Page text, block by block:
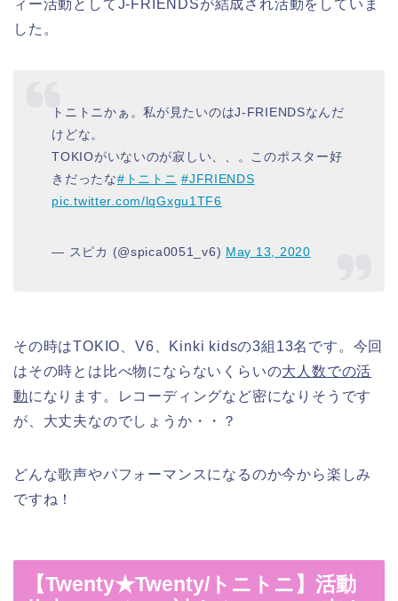
ィー活動としてJ-FRIENDSが結成され活動をしていま
した。
トニトニかぁ。私が見たいのはJ-FRIENDSなんだ
けどな。
TOKIOがいないのが寂しい、、。このポスター好
きだったな#トニトニ #JFRIENDS
pic.twitter.com/lqGxgu1TF6
— スピカ (@spica0051_v6) May 13, 2020
その時はTOKIO、V6、Kinki kidsの3組13名です。今回
はその時とは比べ物にならないくらいの大人数での活
動になります。レコーディングなど密になりそうです
が、大丈夫なのでしょうか・・？
どんな歌声やパフォーマンスになるのか今から楽しみ
ですね！
【Twenty★Twenty/トニトニ】活動